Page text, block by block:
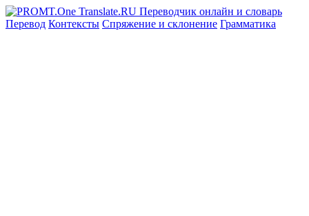
Перевод Контексты Спряжение и склонение Грамматика